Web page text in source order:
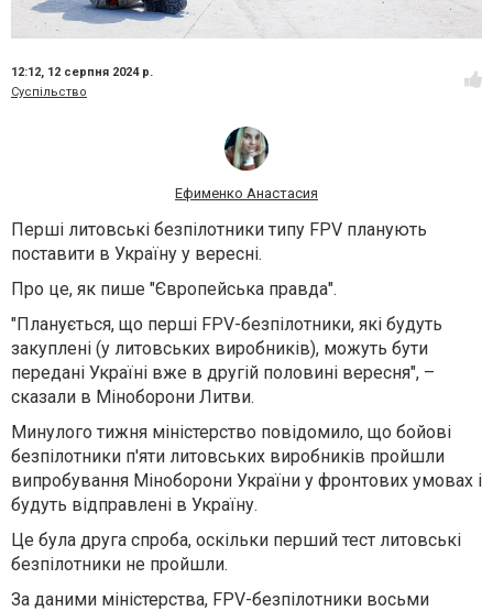
12:12, 12 серпня 2024 р.
Суспільство
Ефименко Анастасия
Перші литовські безпілотники типу FPV планують
поставити в Україну у вересні.
Про це, як пише "Європейська правда".
"Планується, що перші FPV-безпілотники, які будуть
закуплені (у литовських виробників), можуть бути
передані Україні вже в другій половині вересня", –
сказали в Міноборони Литви.
Минулого тижня міністерство повідомило, що бойові
безпілотники п'яти литовських виробників пройшли
випробування Міноборони України у фронтових умовах і
будуть відправлені в Україну.
Це була друга спроба, оскільки перший тест литовські
безпілотники не пройшли.
За даними міністерства, FPV-безпілотники восьми